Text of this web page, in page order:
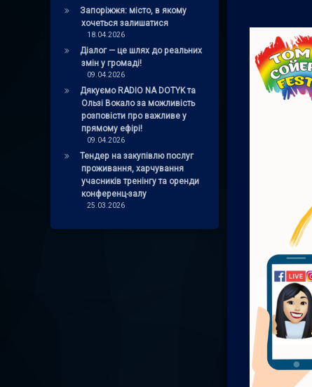
Запоріжжя: місто, в якому
хочеться залишатися
18.04.2026
Діалог — це шлях до реальних
змін у громаді!
09.04.2026
Дякуємо RADIO NA DOTYK та
Ользі Вокало за можливість
розповісти про важливе у
прямому ефірі!
09.04.2026
Тендер на закупівлю послуг
проживання, харчування
учасників тренінгу та оренди
конференц-залу
25.03.2026